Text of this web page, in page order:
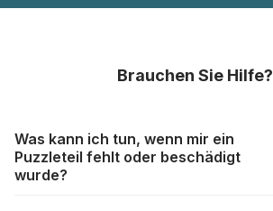
Brauchen Sie Hilfe?
Was kann ich tun, wenn mir ein
Puzzleteil fehlt oder beschädigt
wurde?